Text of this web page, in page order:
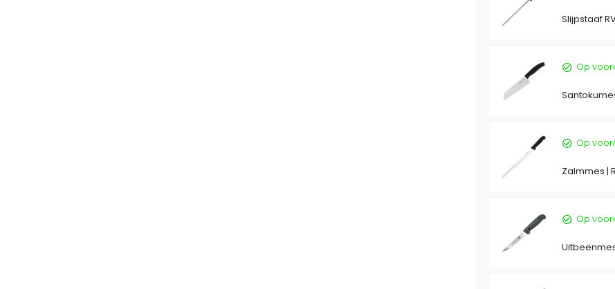
Slijpstaaf
Op
Op
Zalmmes |
Op